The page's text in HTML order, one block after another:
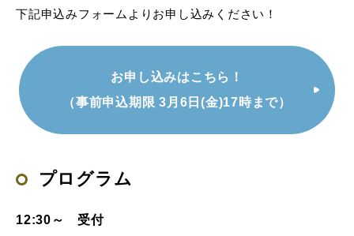
下記申込みフォームよりお申し込みください！
お申し込みはこちら！
（事前申込期限 3月6日(金)17時まで）
プログラム
12:30～ 受付